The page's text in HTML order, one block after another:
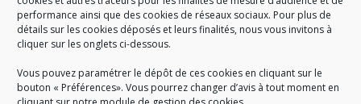
performance ainsi que des cookies de réseaux sociaux. Pour plus de
détails sur les cookies déposés et leurs finalités, nous vous invitons à
cliquer sur les onglets ci-dessous.
Vous pouvez paramétrer le dépôt de ces cookies en cliquant sur le
bouton « Préférences». Vous pourrez changer d’avis à tout moment en
Créé en 1978, le Sigidurs est un établissement public quiexerce
des missions de service public : la prévention, la collecte et la
territoire.